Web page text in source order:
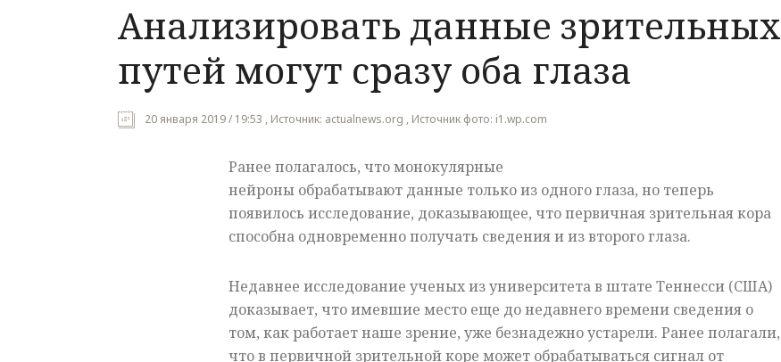
Анализировать данные зрительных
путей могут сразу оба глаза
20 января 2019 / 19:53 , Источник: actualnews.org , Источник фото: i1.wp.com
Ранее полагалось, что монокулярные
нейроны обрабатывают данные только из одного глаза, но теперь
появилось исследование, доказывающее, что первичная зрительная кора
способна одновременно получать сведения и из второго глаза.
Недавнее исследование ученых из университета в штате Теннесси (США)
доказывает, что имевшие место еще до недавнего времени сведения о
том, как работает наше зрение, уже безнадежно устарели. Ранее полагали,
что в первичной зрительной коре может обрабатываться сигнал от